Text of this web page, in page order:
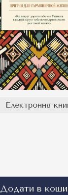
Електронна
Додати в